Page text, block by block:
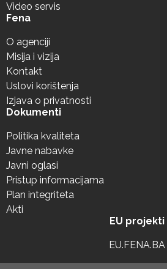
Video servis
Fena
O agenciji
Misija i vizija
Kontakt
Uslovi korištenja
Izjava o privatnosti
Dokumenti
Politika kvaliteta
Javne nabavke
Javni oglasi
Pristup informacijama
Plan integriteta
Akti
EU projekti
EU.FENA.BA